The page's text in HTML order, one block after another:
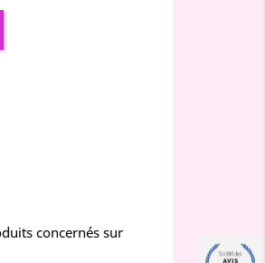
concernés sur